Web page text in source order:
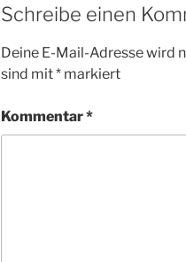
Schreibe einen
Deine E-Mail-Adresse wird
sind mit* markiert
Kommentar*